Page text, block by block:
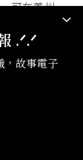
可在義州、
有國交關係
市國，在中
中國開放涉
係的與國、
其附隨特許
.ᐟ‪‪.ᐟ
，故事電子